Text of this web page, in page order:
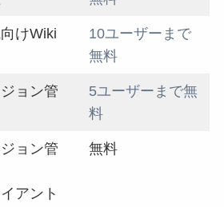
けWiki
10ユーザーまで
無料
ョン管
5ユーザーまで無
料
ョン管
アント
無料